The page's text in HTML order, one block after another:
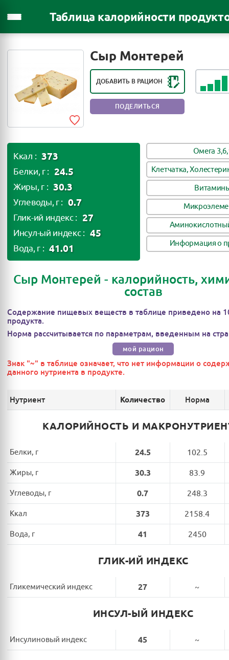
Таблица калорийности
Сыр Монтерей
ДОБАВИТЬ В РАЦИОН
ПОДЕЛИТЬСЯ
Ккал : 373
Белки, г : 24.5
Жиры, г : 30.3
Углеводы, г : 0.7
Глик-ий индекс : 27
Инсул-ый индекс : 45
Вода, г : 41.01
Омега
Клетчатка,
Информация о
Сыр Монтерей - калорийность,
состав
Содержание пищевых веществ в таблице приведено на
продукта.
Норма рассчитывается по параметрам, введенным на
мой рацион
Знак "~" в таблице означает, что нет информации о
данного нутриента в продукте.
Нутриент Количество Норма
КАЛОРИЙНОСТЬ И
Белки, г 24.5 102.5
Жиры, г 30.3 83.9
Углеводы, г 0.7 248.3
Ккал 373 2158.4
Вода, г 41 2450
ГЛИК-ИЙ ИНДЕКС
Гликемический индекс 27 ~
ИНСУЛ-ЫЙ ИНДЕКС
Инсулиновый индекс 45 ~